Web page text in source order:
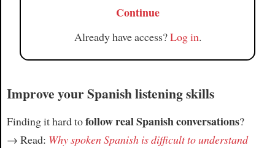
Continue
Already have access?Log in.
Improve your Spanish listening skills
Finding it hard tofollow real Spanish conversations?
→ Read: Why spoken Spanish is difficult to understand